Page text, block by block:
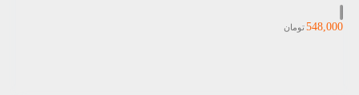
548,000تومان